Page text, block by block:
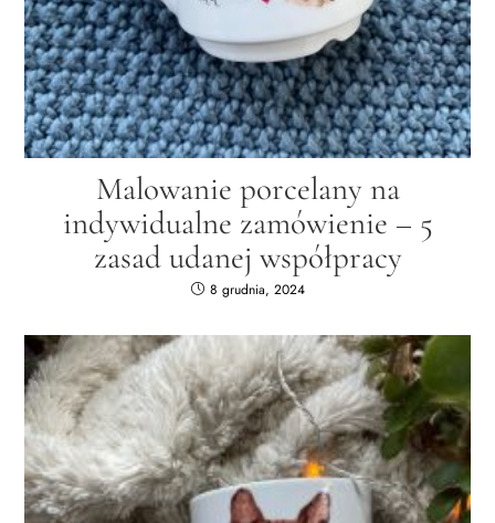
Malowanie porcelany na
indywidualne zamówienie – 5
zasad udanej współpracy
8 grudnia, 2024